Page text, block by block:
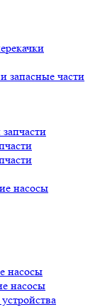
запасные части
насосы
насосы
насосы